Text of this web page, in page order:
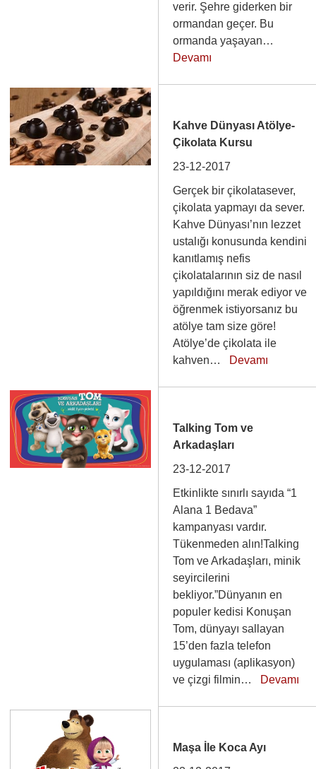
verir. Şehre giderken bir
ormandan geçer. Bu
ormanda yaşayan…
Devamı
Kahve Dünyası Atölye-
Çikolata Kursu
23-12-2017
Gerçek bir çikolatasever,
çikolata yapmayı da sever.
Kahve Dünyası’nın lezzet
ustalığı konusunda kendini
kanıtlamış nefis
çikolatalarının siz de nasıl
yapıldığını merak ediyor ve
öğrenmek istiyorsanız bu
atölye tam size göre!
Atölye’de çikolata ile
kahven… Devamı
Talking Tom ve
Arkadaşları
23-12-2017
Etkinlikte sınırlı sayıda “1
Alana 1 Bedava”
kampanyası vardır.
Tükenmeden alın!Talking
Tom ve Arkadaşları, minik
seyircilerini
bekliyor.”Dünyanın en
populer kedisi Konuşan
Tom, dünyayı sallayan
15’den fazla telefon
uygulaması (aplikasyon)
ve çizgi filmin… Devamı
Maşa İle Koca Ayı